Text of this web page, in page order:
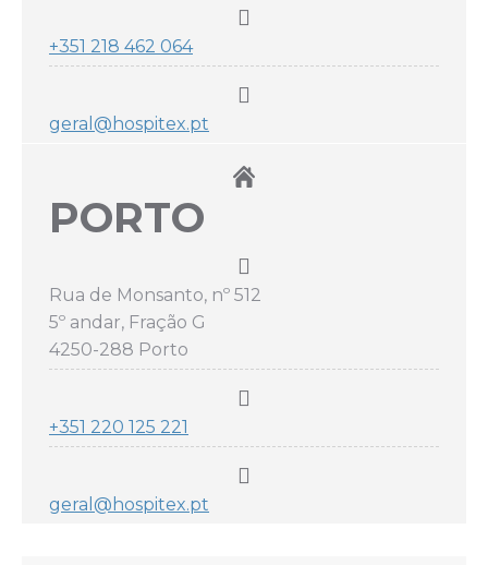
+351 218 462 064
geral@hospitex.pt
PORTO
Rua de Monsanto, nº 512
5º andar, Fração G
4250-288 Porto
+351 220 125 221
geral@hospitex.pt